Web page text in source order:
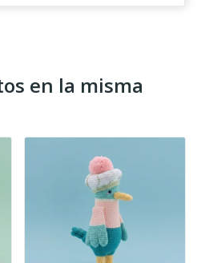
en la misma